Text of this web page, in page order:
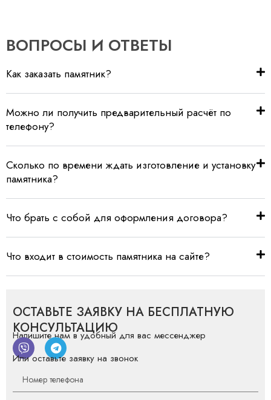
ВОПРОСЫ И ОТВЕТЫ
Как заказать памятник?
Можно ли получить предварительный расчёт по
телефону?
Сколько по времени ждать изготовление и установку
памятника?
Что брать с собой для оформления договора?
Что входит в стоимость памятника на сайте?
ОСТАВЬТЕ ЗАЯВКУ НА БЕСПЛАТНУЮ
КОНСУЛЬТАЦИЮ
Напишите нам в удобный для вас мессенджер
Или оставьте заявку на звонок